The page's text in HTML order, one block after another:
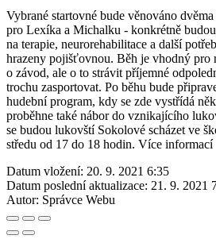
Vybrané startovné bude věnováno
pro Lexíka a Michalku - konkrétně
na terapie, neurorehabilitace a další
hrazeny pojišťovnou. Běh je vhodný pro
o závod, ale o to strávit příjemné
trochu zasportovat. Po běhu bude
hudební program, kdy se zde vystřídá
proběhne také nábor do vznikajícího
se budou lukovští Sokolové scházet ve
středu od 17 do 18 hodin. Více informací
Datum vložení: 20. 9. 2021 6:35
Datum poslední aktualizace: 21. 9. 2021
Autor: Správce Webu